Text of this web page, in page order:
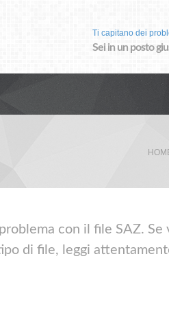
Ti capitano dei
Sei in un posto
con il file SAZ. Se
di file, leggi